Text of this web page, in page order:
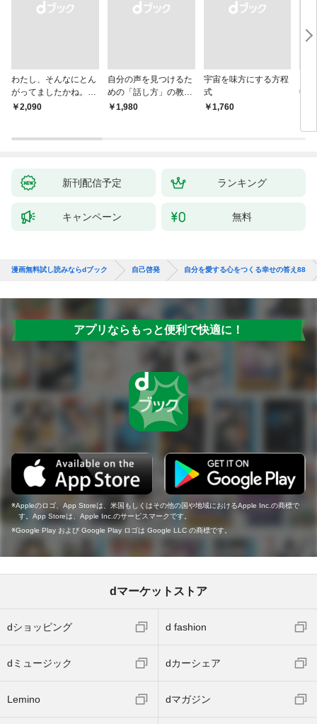
わたし、そんなにとん
がってましたかね。
獅子座、Ａ型、丙午は
￥2,090
自分の声を見つけるた
めの「話し方」の教
室 Ｏｒａｃｙ（オラ
￥1,980
宇宙を味方にする方程
式
￥1,760
中
新刊配信予定 ランキング
キャンペーン 無料
漫画無料試し読みならdブック 自己啓発 自分を愛する心をつくる幸せの答え88
アプリならもっと便利で快適に！
Appleのロゴ、App Storeは、米国もしくはその他の国や地域におけるApple Inc.の商標で
す。App Storeは、Apple Inc.のサービスマークです。
Google Play および Google Play ロゴは Google LLC の商標です。
dマーケットストア
dショッピング d fashion
dミュージック dカーシェア
Lemino dマガジン